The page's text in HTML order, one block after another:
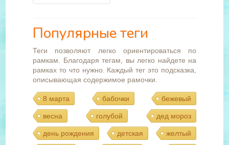
Популярные теги
Теги позволяют легко ориентироваться по
рамкам. Благодаря тегам, вы легко найдете на
рамках то что нужно. Каждый тег это подсказка,
описывающая содержимое рамочки.
8 марта бабочки бежевый
весна голубой дед мороз
день рождения детская желтый